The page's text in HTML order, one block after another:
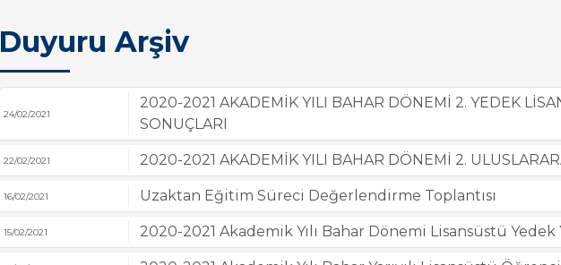
Duyuru Arşiv
24/02/2021
2020-2021 AKADEMİK YILI BAHAR DÖNEMİ 2. YEDEK
SONUÇLARI
22/02/2021 2020-2021 AKADEMİK YILI BAHAR DÖNEMİ 2.
16/02/2021 Uzaktan Eğitim Süreci Değerlendirme Toplantısı
15/02/2021 2020-2021 Akademik Yılı Bahar Dönemi Lisansüstü